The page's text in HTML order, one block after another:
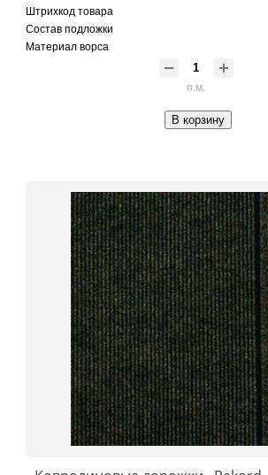
Штрихкод товара
Состав подложки
Материал ворса
п.м.
В корзину